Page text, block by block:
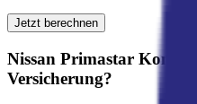
Jetzt berechnen
Nissan Primastar Kombi
Versicherung?